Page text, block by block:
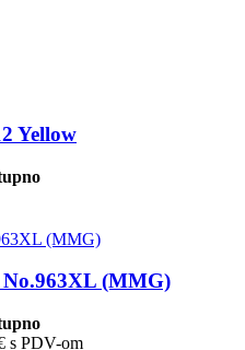
Yellow
(MMG)
s PDV-om